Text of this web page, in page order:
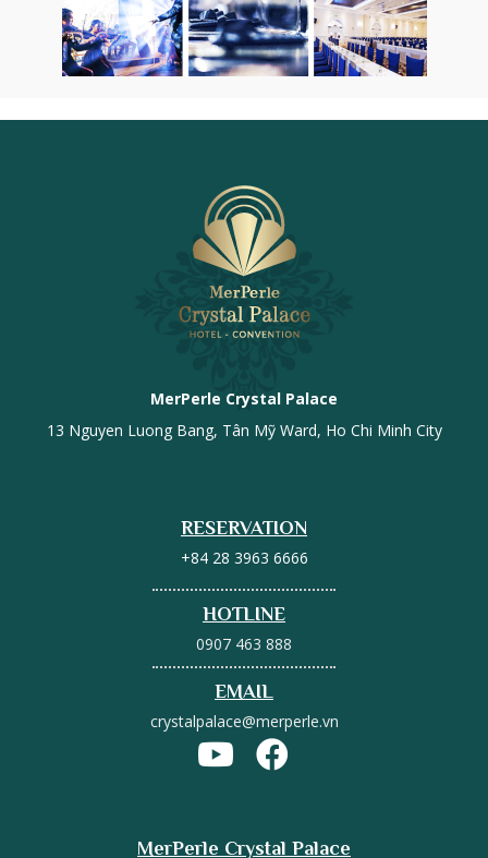
MerPerle Crystal Palace
13 Nguyen Luong Bang, Tân Mỹ Ward, Ho Chi Minh City
RESERVATION
+84 28 3963 6666
HOTLINE
0907 463 888
EMAIL
crystalpalace@merperle.vn
MerPerle Crystal Palace